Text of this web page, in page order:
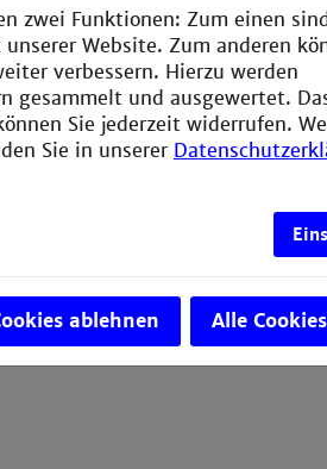
zwei Funktionen: Zum einen
Website. Zum anderen
verbessern. Hierzu werden
gesammelt und ausgewertet.
Sie jederzeit widerrufen.
Sie in unserer
ablehnen Alle